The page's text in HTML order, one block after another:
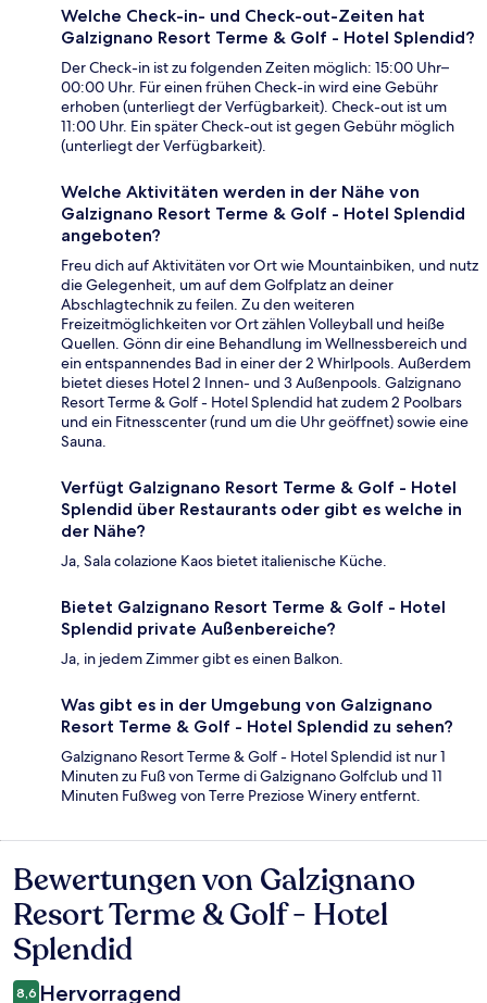
Welche Check-in- und Check-out-Zeiten hat
Galzignano Resort Terme & Golf - Hotel Splendid?
Der Check-in ist zu folgenden Zeiten möglich: 15:00 Uhr–
00:00 Uhr. Für einen frühen Check-in wird eine Gebühr
erhoben (unterliegt der Verfügbarkeit). Check-out ist um
11:00 Uhr. Ein später Check-out ist gegen Gebühr möglich
(unterliegt der Verfügbarkeit).
Welche Aktivitäten werden in der Nähe von
Galzignano Resort Terme & Golf - Hotel Splendid
angeboten?
Freu dich auf Aktivitäten vor Ort wie Mountainbiken, und nutz
die Gelegenheit, um auf dem Golfplatz an deiner
Abschlagtechnik zu feilen. Zu den weiteren
Freizeitmöglichkeiten vor Ort zählen Volleyball und heiße
Quellen. Gönn dir eine Behandlung im Wellnessbereich und
ein entspannendes Bad in einer der 2 Whirlpools. Außerdem
bietet dieses Hotel 2 Innen- und 3 Außenpools. Galzignano
Resort Terme & Golf - Hotel Splendid hat zudem 2 Poolbars
und ein Fitnesscenter (rund um die Uhr geöffnet) sowie eine
Sauna.
Verfügt Galzignano Resort Terme & Golf - Hotel
Splendid über Restaurants oder gibt es welche in
der Nähe?
Ja, Sala colazione Kaos bietet italienische Küche.
Bietet Galzignano Resort Terme & Golf - Hotel
Splendid private Außenbereiche?
Ja, in jedem Zimmer gibt es einen Balkon.
Was gibt es in der Umgebung von Galzignano
Resort Terme & Golf - Hotel Splendid zu sehen?
Galzignano Resort Terme & Golf - Hotel Splendid ist nur 1
Minuten zu Fuß von Terme di Galzignano Golfclub und 11
Minuten Fußweg von Terre Preziose Winery entfernt.
Bewertungen
Bewertungen von Galzignano
Resort Terme & Golf - Hotel
Splendid
8,6 Hervorragend